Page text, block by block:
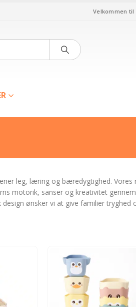
Velkommen
leg, læring og bæredygtighed. Vores
motorik, sanser og kreativitet
ønsker vi at give familier tryghed